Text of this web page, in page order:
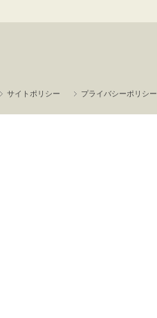
サイトポリシー プライバシーポリシー